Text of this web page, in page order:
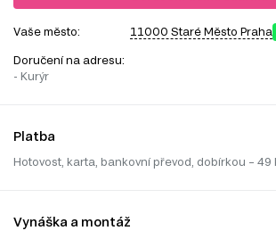
Vaše město: 11000 Staré Město Praha
Doručení na adresu:
- Kurýr
Platba
Hotovost, karta, bankovní převod, dobírkou – 49
Vynáška a montáž